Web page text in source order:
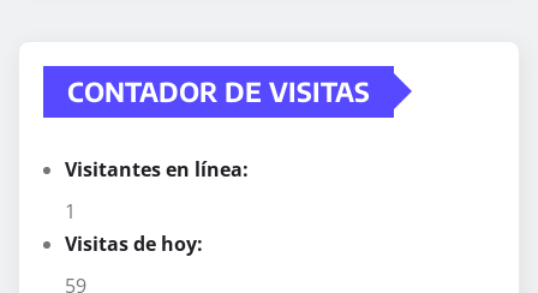
CONTADOR DE VISITAS
Visitantes en línea:
1
Visitas de hoy:
59